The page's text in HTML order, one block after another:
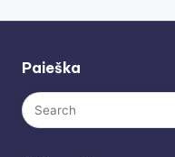
Paieška